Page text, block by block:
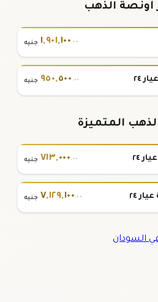
أونصة الذهب
١,٩٠١,١٠٠.٠٠ جنيه
٢٤ ٩٥٠,٥٠٠.٠٠ جنيه
المتميزة
٧١٣,٠٠٠.٠٠ جنيه
٧,١٢٩,١٠٠.٠٠ جنيه
السودان